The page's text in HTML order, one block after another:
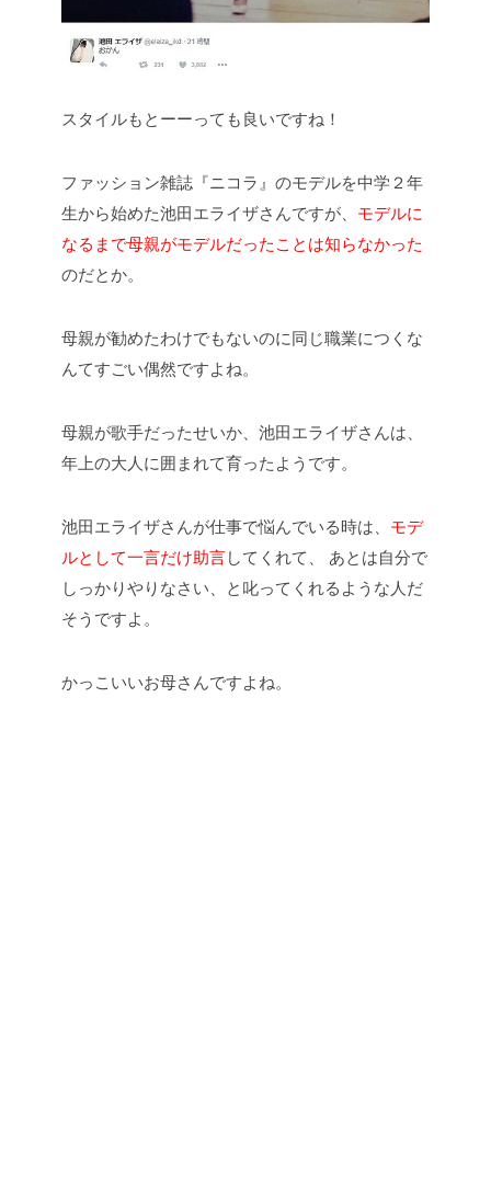
スタイルもとーーっても良いですね！
ファッション雑誌『ニコラ』のモデルを中学２年
生から始めた池田エライザさんですが、 モデルに
なるまで母親がモデルだったことは知らなかった
のだとか。
母親が勧めたわけでもないのに同じ職業につくな
んてすごい偶然ですよね。
母親が歌手だったせいか、池田エライザさんは、
年上の大人に囲まれて育ったようです。
池田エライザさんが仕事で悩んでいる時は、 モデ
ルとして一言だけ助言してくれて、 あとは自分で
しっかりやりなさい、と叱ってくれるような人だ
そうですよ。
かっこいいお母さんですよね。